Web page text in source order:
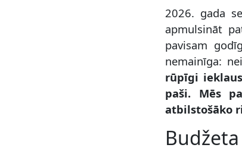
2026. gada
apmulsināt
pavisam
nemainīga:
rūpīgi
paši. Mēs
atbilstošāko